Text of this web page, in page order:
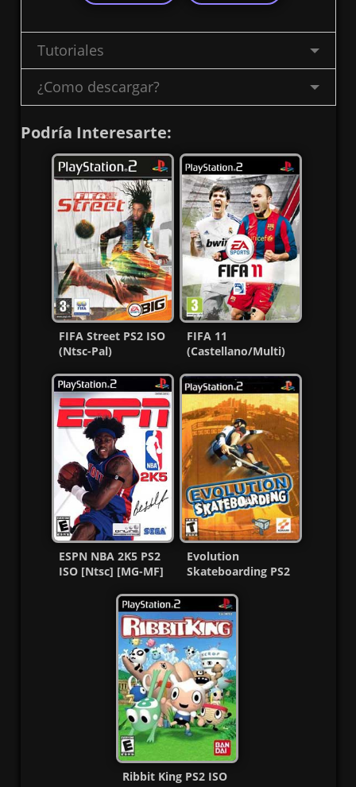
Tutoriales
¿Como descargar?
Podría Interesarte:
FIFA Street PS2 ISO
(Ntsc-Pal)
MF
FIFA 11
(Castellano/Multi)
MF)
ESPN NBA 2K5 PS2
ISO [Ntsc] [MG-MF]
Evolution
Skateboarding PS2
MG-MF
Ribbit King PS2 ISO